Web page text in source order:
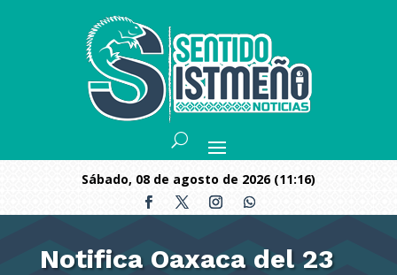
sábado, 08 de agosto de 2026 (11:16)
Notifica Oaxaca del 23